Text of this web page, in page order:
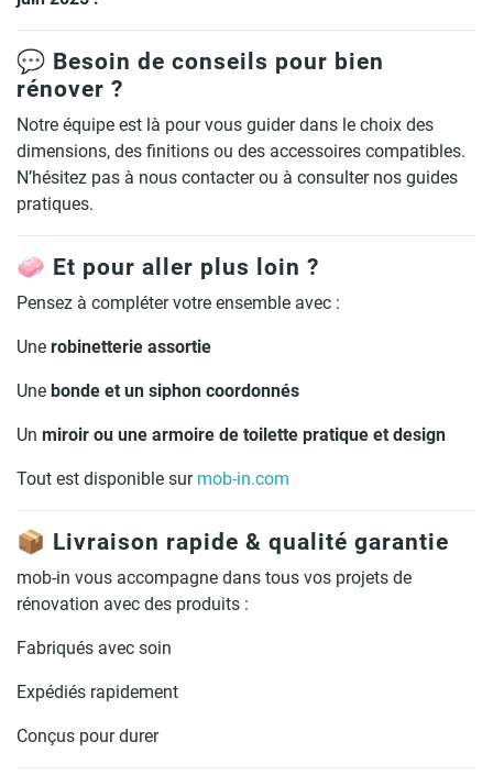
💬 Besoin de conseils pour bien
rénover ?
Notre équipe est là pour vous guider dans le choix des
dimensions, des finitions ou des accessoires compatibles.
N’hésitez pas à nous contacter ou à consulter nos guides
pratiques.
🧼 Et pour aller plus loin ?
Pensez à compléter votre ensemble avec :
Une robinetterie assortie
Une bonde et un siphon coordonnés
Un miroir ou une armoire de toilette pratique et design
Tout est disponible sur mob-in.com
📦 Livraison rapide & qualité garantie
mob-in vous accompagne dans tous vos projets de
rénovation avec des produits :
Fabriqués avec soin
Expédiés rapidement
Conçus pour durer